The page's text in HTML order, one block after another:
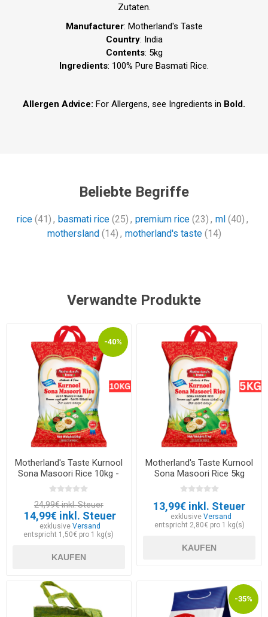
Zutaten.
Manufacturer: Motherland's Taste
Country: India
Contents: 5kg
Ingredients: 100% Pure Basmati Rice.
Allergen Advice: For Allergens, see Ingredients in Bold.
Beliebte Begriffe
rice (41) , basmati rice (25) , premium rice (23) , ml (40) ,
mothersland (14) , motherland's taste (14)
Verwandte Produkte
-40%
Motherland's Taste Kurnool
Sona Masoori Rice 10kg -
EXP 30.06.2026
24,99€ inkl. Steuer
14,99€ inkl. Steuer
exklusiveVersand
entspricht 1,50€ pro 1 kg(s)
KAUFEN
Motherland's Taste Kurnool
Sona Masoori Rice 5kg
13,99€ inkl. Steuer
exklusive Versand
entspricht 2,80€ pro 1 kg(s)
KAUFEN
-35%